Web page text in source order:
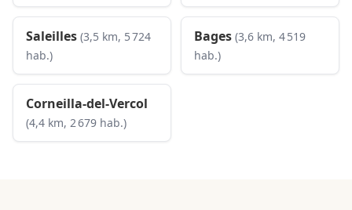
Saleilles (3,5 km, 5 724
hab.)
Bages (3,6 km, 4 519
hab.)
Corneilla-del-Vercol
(4,4 km, 2 679 hab.)